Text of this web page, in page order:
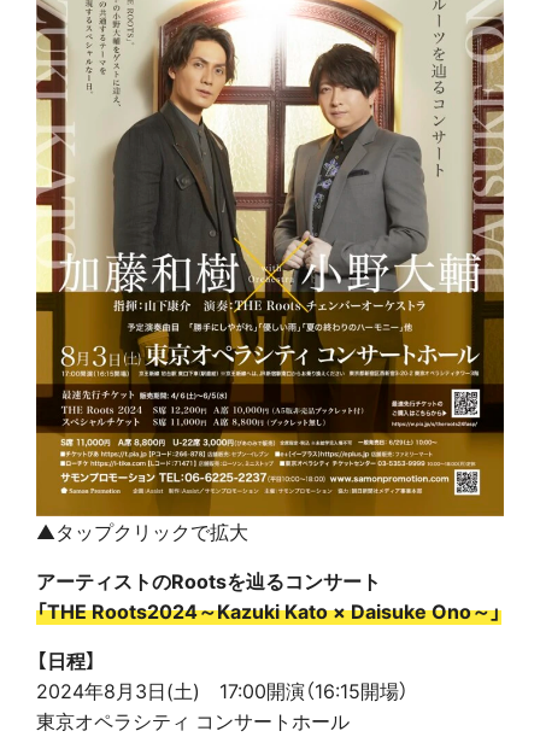
▲タップクリックで拡大
アーティストのRootsを辿るコンサート
「THE Roots2024～Kazuki Kato × Daisuke Ono～」
【日程】
2024年8月3日(土) 17:00開演（16:15開場）
東京オペラシティ コンサートホール